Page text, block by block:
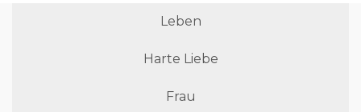
Leben
Harte Liebe
Frau